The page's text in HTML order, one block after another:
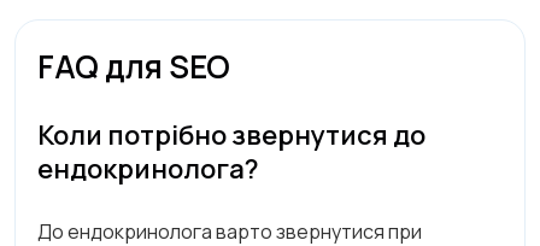
FAQ для SEO
Коли потрібно звернутися до
ендокринолога?
До ендокринолога варто звернутися при